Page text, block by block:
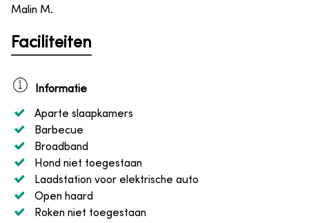
Malin M.
Faciliteiten
Informatie
Aparte slaapkamers
Barbecue
Broadband
Hond niet toegestaan
Laadstation voor elektrische auto
Open haard
Roken niet toegestaan